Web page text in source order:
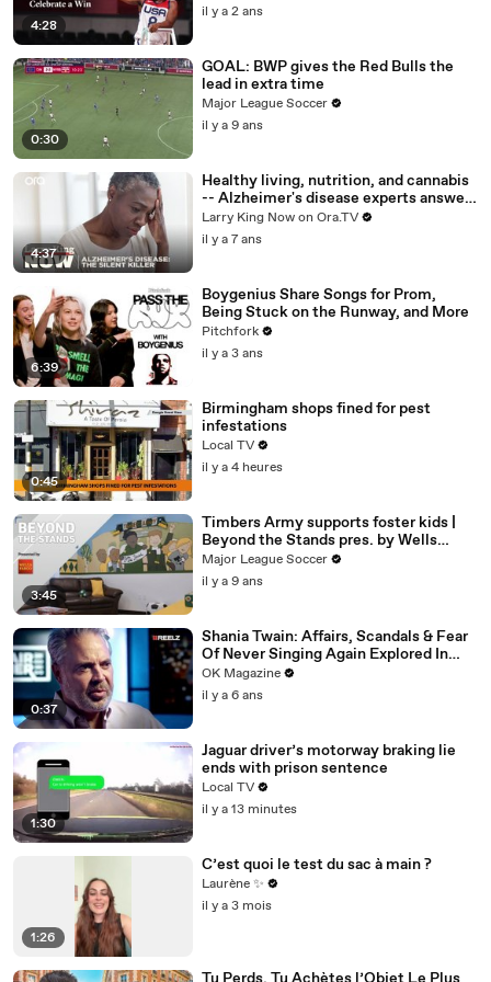
4:28
il y a 2 ans
0:30
GOAL: BWP gives the Red Bulls the
lead in extra time
Major League Soccer
il y a 9 ans
4:37
Healthy living, nutrition, and cannabis
-- Alzheimer's disease experts answer
your social media questions
Larry King Now on Ora.TV
il y a 7 ans
6:39
Boygenius Share Songs for Prom,
Being Stuck on the Runway, and More
Pitchfork
il y a 3 ans
0:45
Birmingham shops fined for pest
infestations
Local TV
il y a 4 heures
3:45
Timbers Army supports foster kids |
Beyond the Stands pres. by Wells
Fargo
Major League Soccer
il y a 9 ans
0:37
Shania Twain: Affairs, Scandals & Fear
Of Never Singing Again Explored In
REELZ Doc: Watch
OK Magazine
il y a 6 ans
1:30
Jaguar driver’s motorway braking lie
ends with prison sentence
Local TV
il y a 13 minutes
1:26
C’est quoi le test du sac à main ?
Laurène ✨
il y a 3 mois